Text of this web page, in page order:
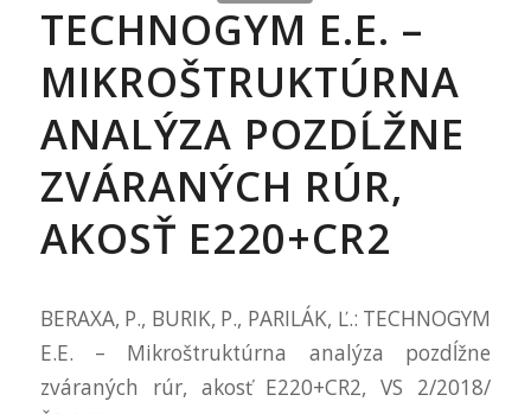
TECHNOGYM E.E. –
MIKROŠTRUKTÚRNA
ANALÝZA POZDĹŽNE
ZVÁRANÝCH RÚR,
AKOSŤ E220+CR2
BERAXA, P., BURIK, P., PARILÁK, Ľ.: TECHNOGYM
E.E. – Mikroštruktúrna analýza pozdĺžne
zváraných rúr, akosť E220+CR2, VS 2/2018/